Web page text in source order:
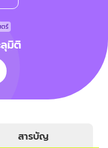
ตร์
มิติ
สารบัญ